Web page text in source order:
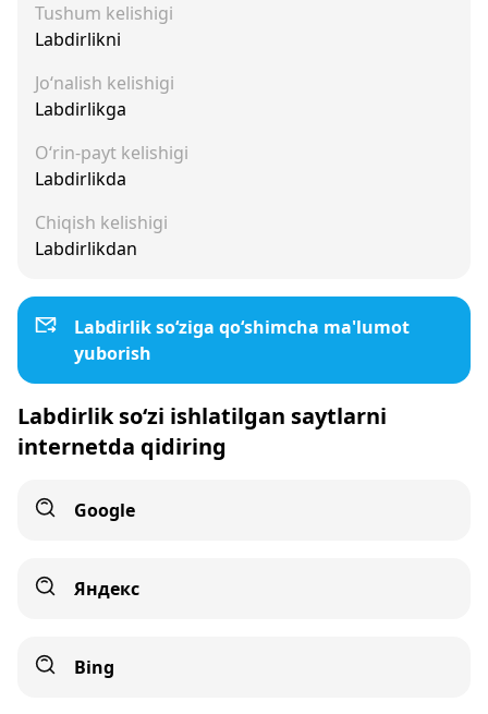
Tushum kelishigi
Labdirlikni
Jo‘nalish kelishigi
Labdirlikga
O‘rin-payt kelishigi
Labdirlikda
Chiqish kelishigi
Labdirlikdan
Labdirlik so‘ziga qo‘shimcha ma'lumot
yuborish
Labdirlik so‘zi ishlatilgan saytlarni
internetda qidiring
Google
Яндекс
Bing